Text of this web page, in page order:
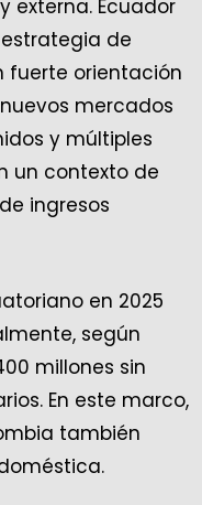
externa. Ecuador
de
fuerte orientación
mercados
y múltiples
un contexto de
ingresos
en 2025
según
millones sin
En este marco,
también